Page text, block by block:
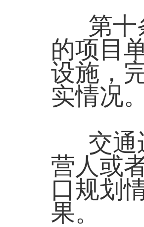
第
的项目
设施，
实情况
交通
营人或
口规划
果。